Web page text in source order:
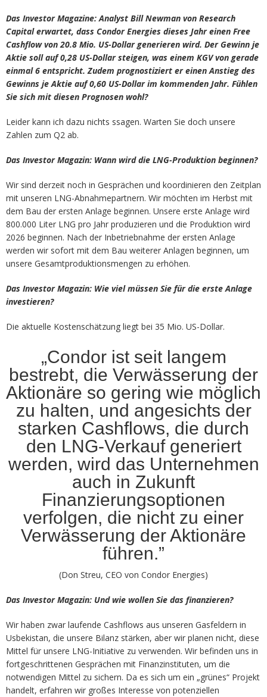
Das Investor Magazine: Analyst Bill Newman von Research
Capital erwartet, dass Condor Energies dieses Jahr einen Free
Cashflow von 20.8 Mio. US-Dollar generieren wird. Der Gewinn je
Aktie soll auf 0,28 US-Dollar steigen, was einem KGV von gerade
einmal 6 entspricht. Zudem prognostiziert er einen Anstieg des
Gewinns je Aktie auf 0,60 US-Dollar im kommenden Jahr. Fühlen
Sie sich mit diesen Prognosen wohl?
Leider kann ich dazu nichts ssagen. Warten Sie doch unsere
Zahlen zum Q2 ab.
Das Investor Magazin: Wann wird die LNG-Produktion beginnen?
Wir sind derzeit noch in Gesprächen und koordinieren den Zeitplan
mit unseren LNG-Abnahmepartnern. Wir möchten im Herbst mit
dem Bau der ersten Anlage beginnen. Unsere erste Anlage wird
800.000 Liter LNG pro Jahr produzieren und die Produktion wird
2026 beginnen. Nach der Inbetriebnahme der ersten Anlage
werden wir sofort mit dem Bau weiterer Anlagen beginnen, um
unsere Gesamtproduktionsmengen zu erhöhen.
Das Investor Magazin: Wie viel müssen Sie für die erste Anlage
investieren?
Die aktuelle Kostenschätzung liegt bei 35 Mio. US-Dollar.
„Condor ist seit langem
bestrebt, die Verwässerung der
Aktionäre so gering wie möglich
zu halten, und angesichts der
starken Cashflows, die durch
den LNG-Verkauf generiert
werden, wird das Unternehmen
auch in Zukunft
Finanzierungsoptionen
verfolgen, die nicht zu einer
Verwässerung der Aktionäre
führen.”
(Don Streu, CEO von Condor Energies)
Das Investor Magazin: Und wie wollen Sie das finanzieren?
Wir haben zwar laufende Cashflows aus unseren Gasfeldern in
Usbekistan, die unsere Bilanz stärken, aber wir planen nicht, diese
Mittel für unsere LNG-Initiative zu verwenden. Wir befinden uns in
fortgeschrittenen Gesprächen mit Finanzinstituten, um die
notwendigen Mittel zu sichern. Da es sich um ein „grünes“ Projekt
handelt, erfahren wir großes Interesse von potenziellen